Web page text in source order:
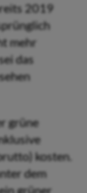
2019
mehr
das
grüne
kosten.
dem
grüner